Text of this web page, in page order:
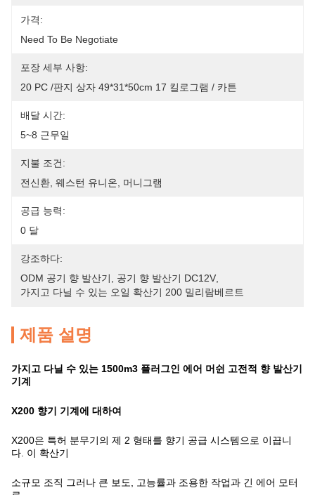
가격:
Need To Be Negotiate
포장 세부 사항:
20 PC /판지 상자 49*31*50cm 17 킬로그램 / 카튼
배달 시간:
5~8 근무일
지불 조건:
전신환, 웨스턴 유니온, 머니그램
공급 능력:
0 달
강조하다:
ODM 공기 향 발산기
공기 향 발산기 DC12V
가지고 다닐 수 있는 오일 확산기 200 밀리람베르트
제품 설명
가지고 다닐 수 있는 1500m3 플러그인 에어 머쉰 고전적 향 발산기
기계
X200 향기 기계에 대하여
X200은 특허 분무기의 제 2 형태를 향기 공급 시스템으로 이끕니
다. 이 확산기
소규모 조직 그러나 큰 보도, 고능률과 조용한 작업과 긴 에어 모터